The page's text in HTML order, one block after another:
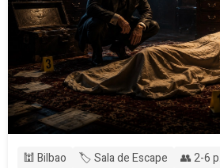
🕍 Bilbao 🏷️ Sala de Escape 👥 2-6 p.